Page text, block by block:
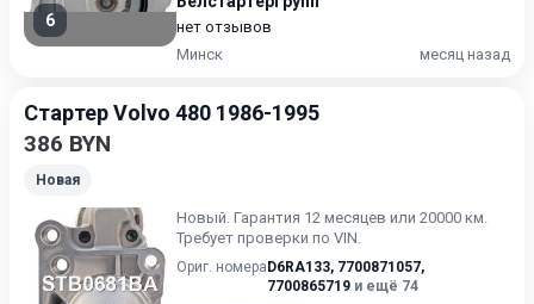
6
нет отзывов
Минск
месяц назад
Стартер Volvo 480 1986-1995
386 BYN
Новая
Новый. Гарантия 12 месяцев или 20000 км.
Требует проверки по VIN.
Ориг. номера D6RA133, 7700871057,
7700865719 и ещё 74